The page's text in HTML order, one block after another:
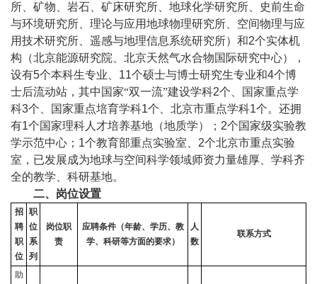
所、矿物、岩石、矿床研究所、地球化学研究所、史前生命
与环境研究所、理论与应用地球物理研究所、空间物理与应
用技术研究所、遥感与地理信息系统研究所）和2个实体机
构（北京能源研究院、北京天然气水合物国际研究中心），
设有5个本科生专业、 11个硕士与博士研究生专业和4个博
士后流动站，其中国家“双一流”建设学科2个、国家重点学
科3个、国家重点培育学科1个、北京市重点学科1个。还拥
有1个国家理科人才培养基地（地质学）； 2个国家级实验教
学示范中心； 1个教育部重点实验室、 2个北京市重点实验
室，已发展成为地球与空间科学领域师资力量雄厚、学科齐
全的教学、科研基地。
二、岗位设置
招
聘
职
位
职
位
系
列
岗位职
责
应聘条件（年龄、学历、教
学、科研等方面的要求）
人
数
联系方式
助